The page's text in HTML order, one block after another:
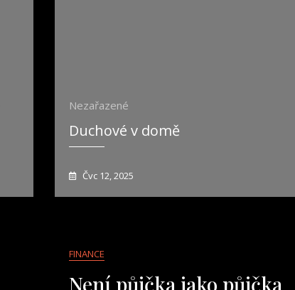
Nezařazené
Duchové v domě
Čvc 12, 2025
FINANCE
Není půjčka jako půjčka